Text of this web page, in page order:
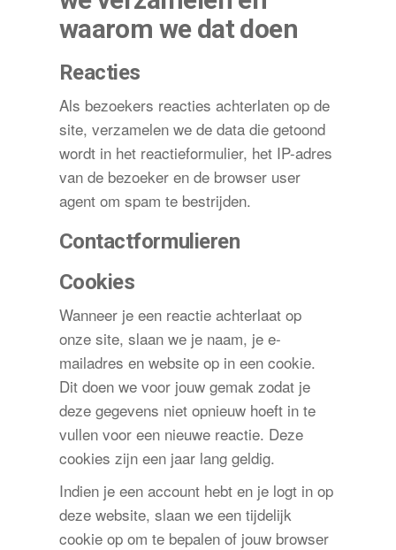
waarom we dat doen
Reacties
Als bezoekers reacties achterlaten op de
site, verzamelen we de data die getoond
wordt in het reactieformulier, het IP-adres
van de bezoeker en de browser user
agent om spam te bestrijden.
Contactformulieren
Cookies
Wanneer je een reactie achterlaat op
onze site, slaan we je naam, je e-
mailadres en website op in een cookie.
Dit doen we voor jouw gemak zodat je
deze gegevens niet opnieuw hoeft in te
vullen voor een nieuwe reactie. Deze
cookies zijn een jaar lang geldig.
Indien je een account hebt en je logt in op
deze website, slaan we een tijdelijk
cookie op om te bepalen of jouw browser